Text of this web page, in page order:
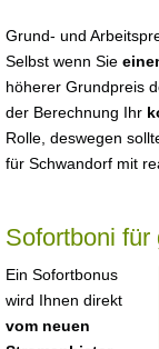
Grund- und
Selbst wenn Sie
höherer Grundpreis
der Berechnung Ihr
Rolle, deswegen
für Schwandorf mit
Sofortboni
Ein Sofortbonus
wird Ihnen direkt
vom neuen